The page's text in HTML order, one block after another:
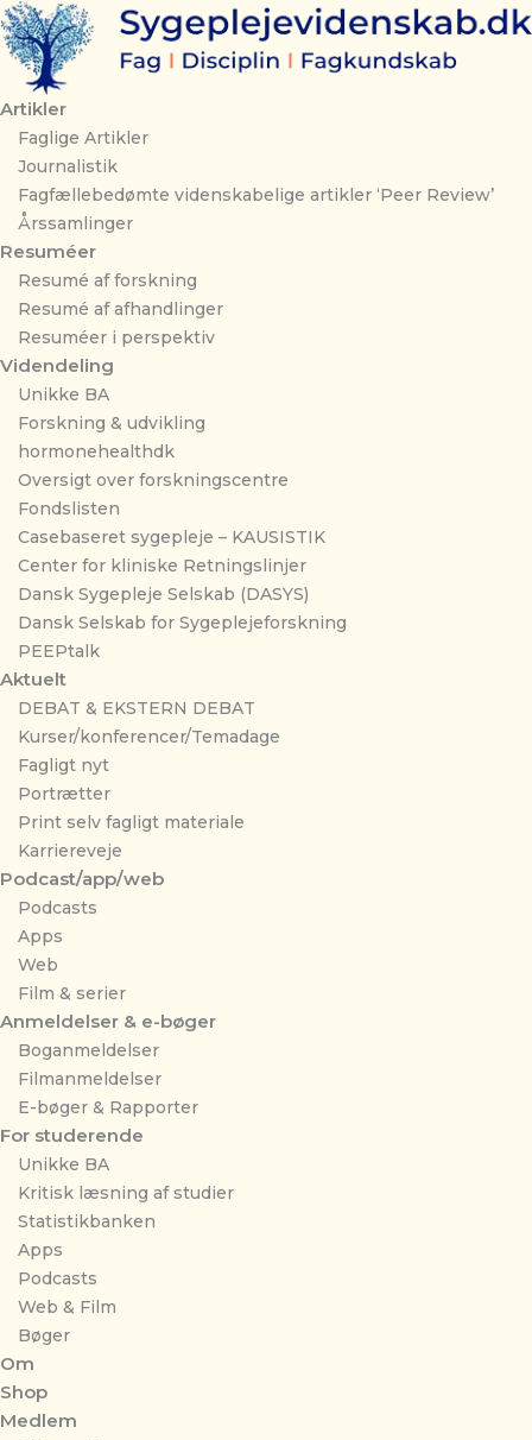
Gå
til
indholdet
Artikler
Faglige Artikler
Journalistik
Fagfællebedømte videnskabelige artikler ‘Peer Review’
Årssamlinger
Resuméer
Resumé af forskning
Resumé af afhandlinger
Resuméer i perspektiv
Videndeling
Unikke BA
Forskning & udvikling
hormonehealthdk
Oversigt over forskningscentre
Fondslisten
Casebaseret sygepleje – KAUSISTIK
Center for kliniske Retningslinjer
Dansk Sygepleje Selskab (DASYS)
Dansk Selskab for Sygeplejeforskning
PEEPtalk
Aktuelt
DEBAT & EKSTERN DEBAT
Kurser/konferencer/Temadage
Fagligt nyt
Portrætter
Print selv fagligt materiale
Karriereveje
Podcast/app/web
Podcasts
Apps
Web
Film & serier
Anmeldelser & e-bøger
Boganmeldelser
Filmanmeldelser
E-bøger & Rapporter
For studerende
Unikke BA
Kritisk læsning af studier
Statistikbanken
Apps
Podcasts
Web & Film
Bøger
Om
Shop
Medlem